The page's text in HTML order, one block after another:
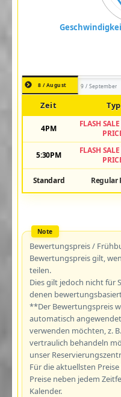
8 / August 9 / September
Zeit Typ
4PM
FLASH
5:30PM
FLASH
Standard Regular
Bewertungspreis /
Bewertungspreis gilt,
teilen.
Dies gilt jedoch nicht für
denen
**Der Bewertungspreis
automatisch
verwenden möchten, z.
vertraulich behandeln
unser
Für die aktuellsten
Preise neben jedem
Kalender.